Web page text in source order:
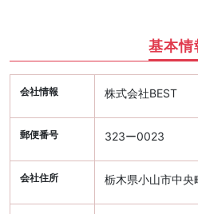
基本情
会社情報 株式会社BEST
郵便番号 323ー0023
会社住所 栃木県小山市中